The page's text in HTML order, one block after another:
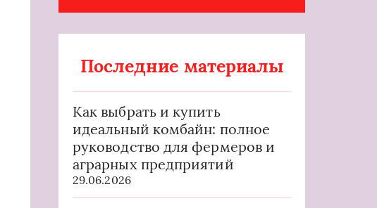
Последние материалы
Как выбрать и купить
идеальный комбайн: полное
руководство для фермеров и
аграрных предприятий
29.06.2026